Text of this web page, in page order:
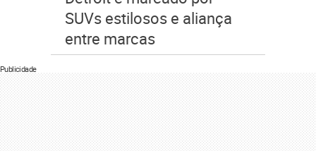
SUVs estilosos e aliança
entre marcas
Publicidade